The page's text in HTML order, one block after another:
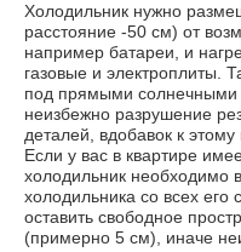
Холодильник нужно
расстояние -50 см) от
например батареи, и
газовые и электроплиты.
под прямыми солнечными
неизбежно разрушение
деталей, вдобавок к этому
Если у вас в квартире
холодильник необходимо
холодильника со всех его
оставить свободное
(примерно 5 см), иначе